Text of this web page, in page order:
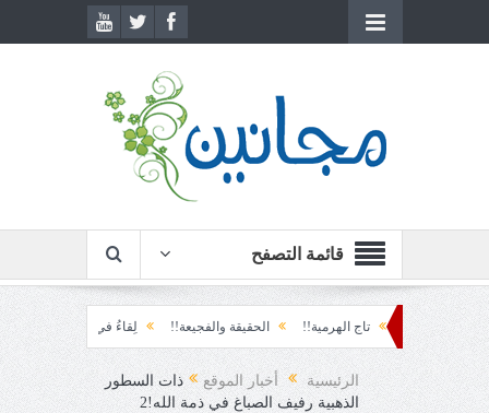
قائمة التصفح
تاج الهرمية!! الحقيقة والفجيعة!! لِقاءُ في المَطَرِ! أين القيادة!!
الرئيسية أخبار الموقع
ذات السطور
الذهبية رفيف الصباغ في ذمة الله!2